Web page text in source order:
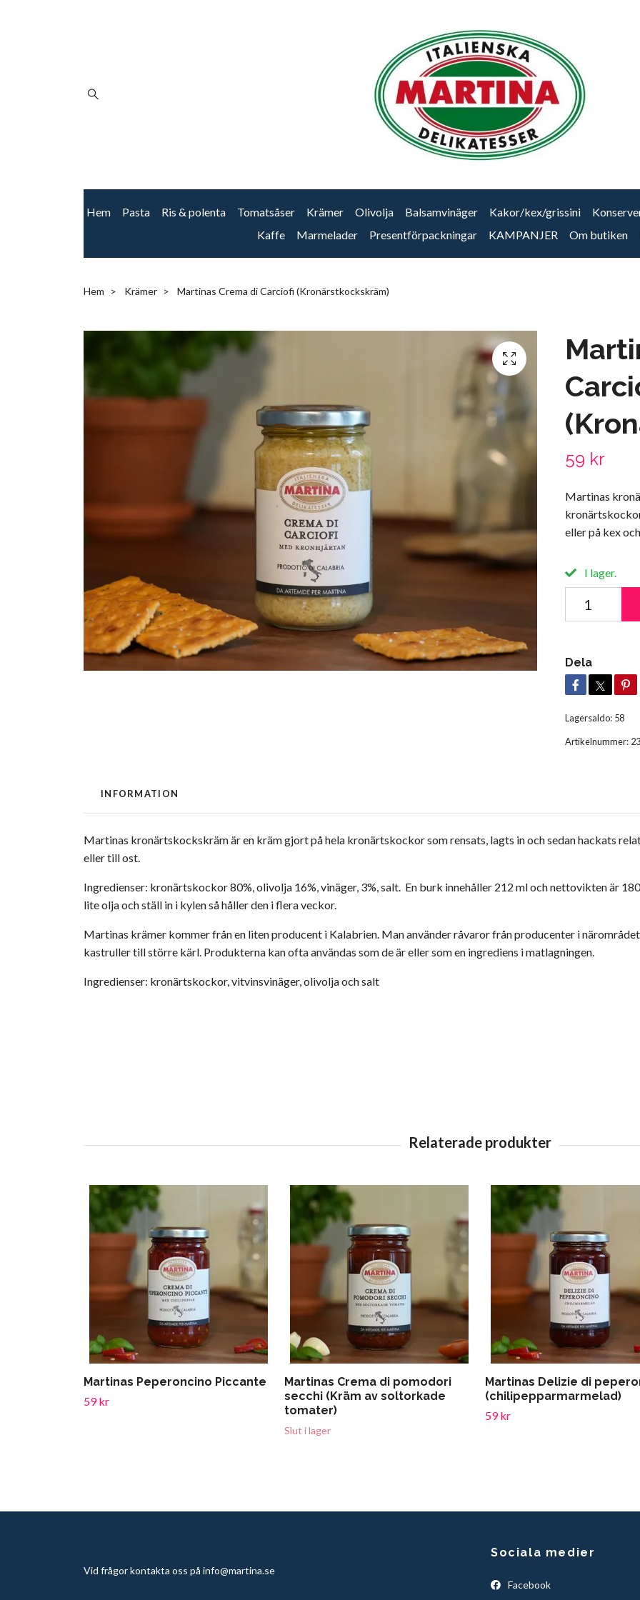
Hem Pasta Ris & polenta Tomatsåser Krämer Olivolja Balsamvinäger Kakor/kex/grissini
Kaffe
Marmelader Presentförpackningar KAMPANJER Om butiken
Hem Krämer Martinas Crema di Carciofi (Kronärstkockskräm)
59 kr
Martinas
eller på kex
I lager.
Dela
Lagersaldo: 58
Artikelnummer: 23
INFORMATION
Martinas kronärtskockskräm är en kräm gjort på hela kronärtskockor som rensats, lagts in och sedan hackats
eller till ost.
Ingredienser: kronärtskockor 80%, olivolja 16%, vinäger, 3%, salt. En burk innehåller 212 ml och nettovikten är
lite olja och ställ in i kylen så håller den i flera veckor.
Martinas krämer kommer från en liten producent i Kalabrien. Man använder råvaror från producenter i
kastruller till större kärl. Produkterna kan ofta användas som de är eller som en ingrediens i matlagningen.
Ingredienser: kronärtskockor, vitvinsvinäger, olivolja och salt
Martinas Peperoncino Piccante
59 kr
Martinas Crema di pomodori
secchi (Kräm av soltorkade
tomater)
Slut i lager
Martinas Delizie di
(chilipepparmarmelad)
59 kr
Vid frågor kontakta oss på info@martina.se
Sociala medier
Facebook